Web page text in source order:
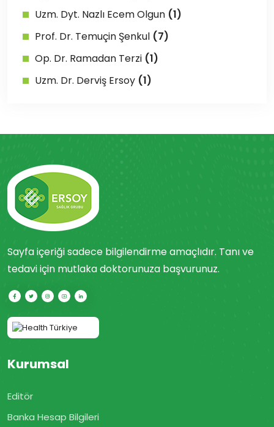
Uzm. Dyt. Nazlı Ecem Olgun (1)
Prof. Dr. Temuçin Şenkul (7)
Op. Dr. Ramadan Terzi (1)
Uzm. Dr. Derviş Ersoy (1)
Sayfa içeriği sadece bilgilendirme amaçlıdır. Tanı ve
tedavi için mutlaka doktorunuza başvurunuz.
Kurumsal
Editör
Banka Hesap Bilgileri